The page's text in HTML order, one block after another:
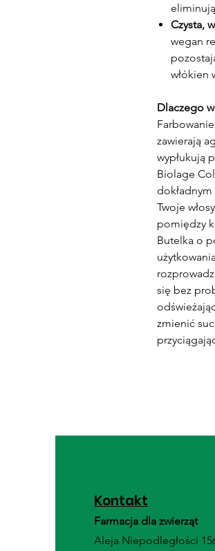
Czysta,
wegan
włókien
Dlaczego
zawierają
wypłukują
Biolage
Twoje
pomiędzy
Butelka o
się bez
zmienić
Kontakt
Farmacja dla zwierząt
Aleja Niepodległości